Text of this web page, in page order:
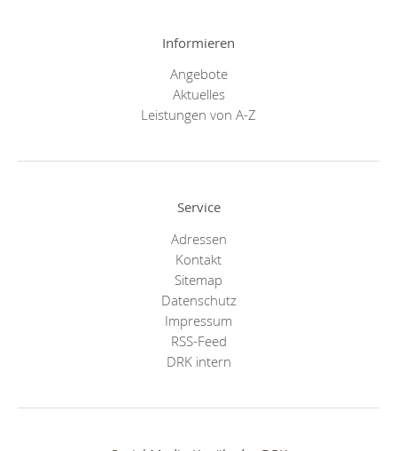
Informieren
Angebote
Aktuelles
Leistungen von A-Z
Service
Adressen
Kontakt
Sitemap
Datenschutz
Impressum
RSS-Feed
DRK intern